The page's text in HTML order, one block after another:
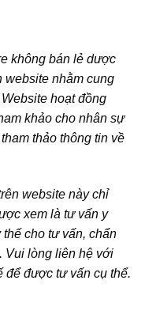
không bán lẻ dược
website nhằm cung
hoạt đồng
khảo cho nhân sự
thảo thông tin về
website này chỉ
xem là tư vấn y
cho tư vấn, chẩn
Vui lòng liên hệ với
để được tư vấn cụ thể.